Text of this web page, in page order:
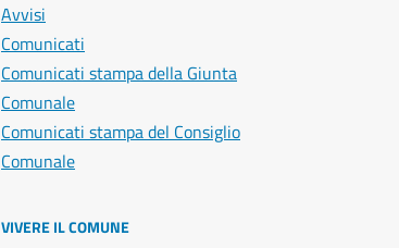
Avvisi
Comunicati
Comunicati stampa della Giunta
Comunale
Comunicati stampa del Consiglio
Comunale
VIVERE IL COMUNE